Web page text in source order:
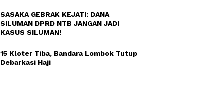
SASAKA GEBRAK KEJATI: DANA
SILUMAN DPRD NTB JANGAN JADI
KASUS SILUMAN!
15 Kloter Tiba, Bandara Lombok Tutup
Debarkasi Haji